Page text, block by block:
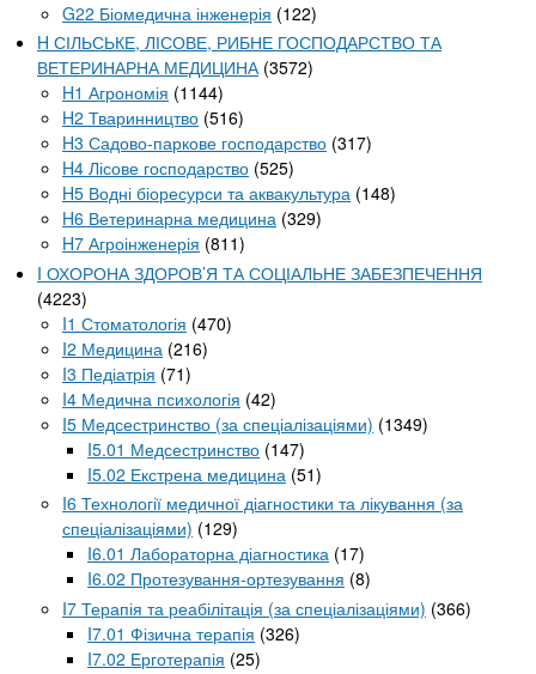
G22 Біомедична інженерія (122)
H СІЛЬСЬКЕ, ЛІСОВЕ, РИБНЕ ГОСПОДАРСТВО ТА
ВЕТЕРИНАРНА МЕДИЦИНА (3572)
H1 Агрономія (1144)
H2 Тваринництво (516)
H3 Садово-паркове господарство (317)
H4 Лісове господарство (525)
H5 Водні біоресурси та аквакультура (148)
H6 Ветеринарна медицина (329)
H7 Агроінженерія (811)
I ОХОРОНА ЗДОРОВ’Я ТА СОЦІАЛЬНЕ ЗАБЕЗПЕЧЕННЯ
(4223)
I1 Стоматологія (470)
I2 Медицина (216)
I3 Педіатрія (71)
I4 Медична психологія (42)
I5 Медсестринство (за спеціалізаціями) (1349)
I5.01 Медсестринство (147)
I5.02 Екстрена медицина (51)
I6 Технології медичної діагностики та лікування (за
спеціалізаціями) (129)
I6.01 Лабораторна діагностика (17)
I6.02 Протезування-ортезування (8)
I7 Терапія та реабілітація (за спеціалізаціями) (366)
I7.01 Фізична терапія (326)
I7.02 Ерготерапія (25)